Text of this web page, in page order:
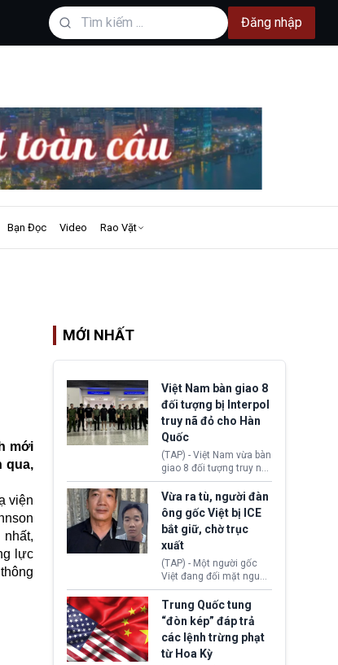
Đăng nhập
Bạn Đọc Video Rao Vặt
mới
qua,
viện
lực
MỚI NHẤT
Việt Nam bàn giao 8
đối tượng bị Interpol
truy nã đỏ cho Hàn
Quốc
(TAP) - Việt Nam vừa bàn
giao 8 đối tượng truy nã
đỏ Interpol cho lực lượng
chức năng Hàn Quốc.
Nhóm này bị xác định
lừa đảo 619 nạn nhân,
chiếm đoạt hơn 17,7 tỷ
KRW.
Vừa ra tù, người đàn
ông gốc Việt bị ICE
bắt giữ, chờ trục
xuất
(TAP) - Một người gốc
Việt đang đối mặt nguy
cơ bị trục xuất khỏi Hoa
Kỳ sau khi đã chấp hành
xong bản án liên quan
đến tội ác từ hơn 30
năm trước tại California.
Trung Quốc tung
“đòn kép” đáp trả
các lệnh trừng phạt
từ Hoa Kỳ